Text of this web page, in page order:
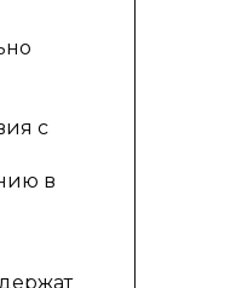
с
в